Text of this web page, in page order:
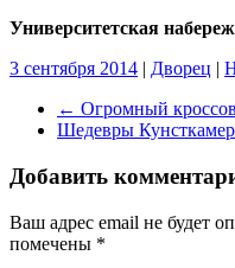
Университетская
3 сентября 2014 | Дворец |
← Огромный
Шедевры
Добавить
Ваш адрес email не будет
помечены *